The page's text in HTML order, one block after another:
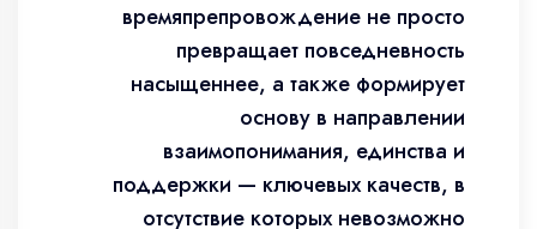
времяпрепровождение не просто
превращает повседневность
насыщеннее, а также формирует
основу в направлении
взаимопонимания, единства и
поддержки — ключевых качеств, в
отсутствие которых невозможно